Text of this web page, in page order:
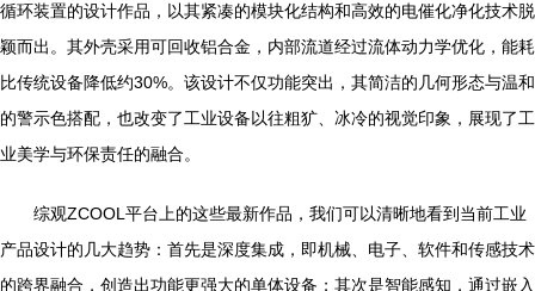
循环装置的设计作品，以其紧凑的模块化结构和高效的电催化净化技术脱
颖而出。其外壳采用可回收铝合金，内部流道经过流体动力学优化，能耗
比传统设备降低约30%。该设计不仅功能突出，其简洁的几何形态与温和
的警示色搭配，也改变了工业设备以往粗犷、冰冷的视觉印象，展现了工
业美学与环保责任的融合。
综观ZCOOL平台上的这些最新作品，我们可以清晰地看到当前工业
产品设计的几大趋势：首先是深度集成，即机械、电子、软件和传感技术
的跨界融合，创造出功能更强大的单体设备；其次是智能感知，通过嵌入